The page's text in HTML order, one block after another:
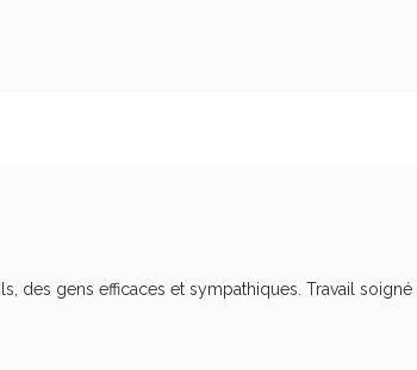
des gens efficaces et sympathiques. Travail soigné